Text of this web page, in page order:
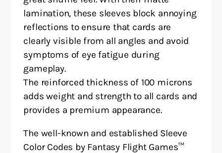
lamination, these sleeves block annoying
reflections to ensure that cards are
clearly visible from all angles and avoid
symptoms of eye fatigue during
gameplay.
The reinforced thickness of 100 microns
adds weight and strength to all cards and
provides a premium appearance.
The well-known and established Sleeve
Color Codes by Fantasy Flight Games™